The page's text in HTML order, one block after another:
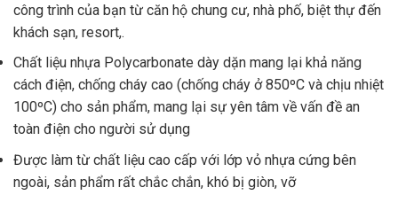
công trình của bạn từ căn hộ chung cư, nhà phố, biệt thự đến
khách sạn, resort,.
Chất liệu nhựa Polycarbonate dày dặn mang lại khả năng
cách điện, chống cháy cao (chống cháy ở 850ºC và chịu nhiệt
100ºC) cho sản phẩm, mang lại sự yên tâm về vấn đề an
toàn điện cho người sử dụng
Được làm từ chất liệu cao cấp với lớp vỏ nhựa cứng bên
ngoài, sản phẩm rất chắc chắn, khó bị giòn, vỡ